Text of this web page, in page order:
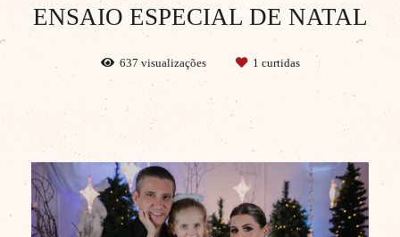
ENSAIO ESPECIAL DE NATAL
637 visualizações 1 curtidas